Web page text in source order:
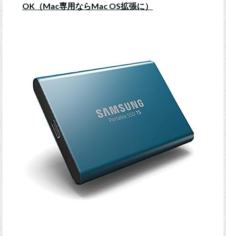
OK（Mac専用ならMac OS拡張に）